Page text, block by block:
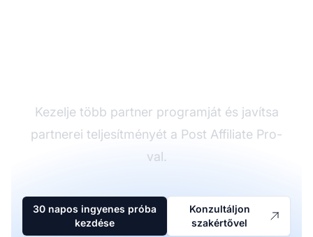
Kezelje több partner programját és javítsa
partnerei teljesítményét a Post Affiliate Pro-
val.
30 napos ingyenes próba
kezdése
Konzultáljon
szakértővel